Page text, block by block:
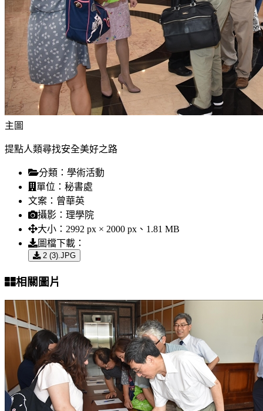
主圖
提點人類尋找安全美好之路
分類： 學術活動
單位： 秘書處
文案： 曾華英
攝影： 理學院
大小： 2992 px × 2000 px、1.81 MB
圖檔下載：
2 (3).JPG
相關圖片